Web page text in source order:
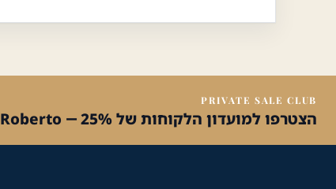
PRIVATE SALE CLUB
הצטרפו למועדון הלקוחות של Roberto — 25% הנחה על הקנייה הראשונה